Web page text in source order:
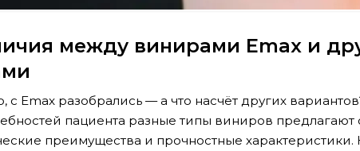
между винирами Emax и
с Emax разобрались — а что насчёт других
пациента разные типы виниров
преимущества и прочностные